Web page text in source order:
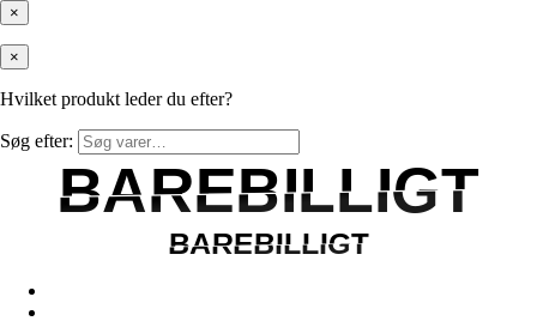
×
×
Hvilket produkt leder du efter?
Søg efter:
BAREBILLIGT
BAREBILLIGT
BAREBILLIGT
BAREBILLIGT